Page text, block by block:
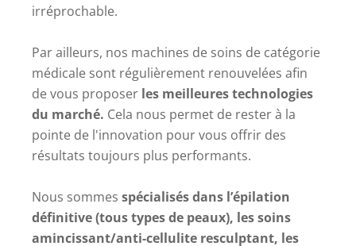
irréprochable.
Par ailleurs, nos machines de soins de catégorie
médicale sont régulièrement renouvelées afin
de vous proposer les meilleures technologies
du marché. Cela nous permet de rester à la
pointe de l'innovation pour vous offrir des
résultats toujours plus performants.
Nous sommes spécialisés dans l’épilation
définitive (tous types de peaux), les soins
amincissant/anti-cellulite resculptant, les